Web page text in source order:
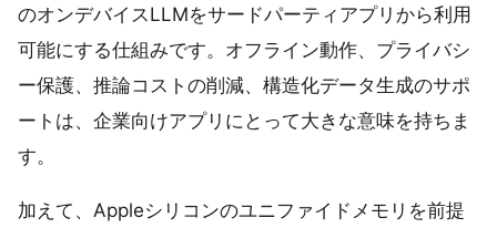
のオンデバイスLLMをサードパーティアプリから利用
可能にする仕組みです。オフライン動作、プライバシ
ー保護、推論コストの削減、構造化データ生成のサポ
ートは、企業向けアプリにとって大きな意味を持ちま
す。
加えて、Appleシリコンのユニファイドメモリを前提